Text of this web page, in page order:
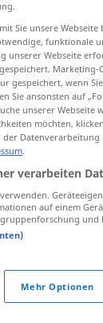
Sie unsere
funktionale
unserer Webseite
gespeichert, wenn
Sie ansonsten auf
unserer
möchten,
der
.
verarbeiten
auf einem
und
Mehr Optionen